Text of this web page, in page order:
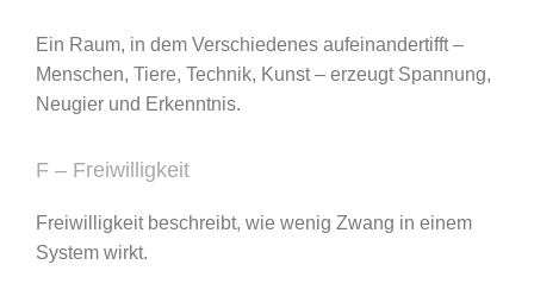
Ein Raum, in dem Verschiedenes aufeinandertifft –
Menschen, Tiere, Technik, Kunst – erzeugt Spannung,
Neugier und Erkenntnis.
F – Freiwilligkeit
Freiwilligkeit beschreibt, wie wenig Zwang in einem
System wirkt.